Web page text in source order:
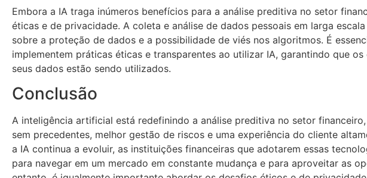
Embora a IA traga inúmeros benefícios para a análise preditiva no setor
éticas e de privacidade. A coleta e análise de dados pessoais em larga
sobre a proteção de dados e a possibilidade de viés nos algoritmos. É
implementem práticas éticas e transparentes ao utilizar IA, garantindo que
seus dados estão sendo utilizados.
Conclusão
A inteligência artificial está redefinindo a análise preditiva no setor
sem precedentes, melhor gestão de riscos e uma experiência do cliente
a IA continua a evoluir, as instituições financeiras que adotarem essas
para navegar em um mercado em constante mudança e para aproveitar as